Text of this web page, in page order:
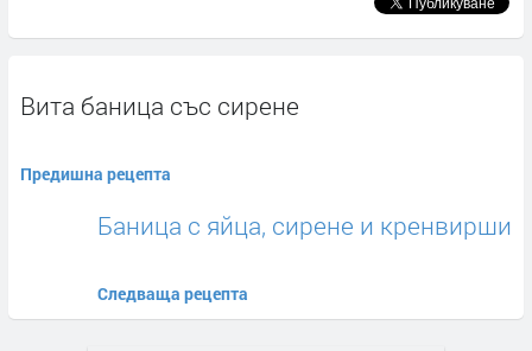
Вита баница със сирене
Предишна рецепта
Баница с яйца, сирене и кренвирши
Следваща рецепта